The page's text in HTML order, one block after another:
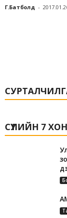
Г.Батболд -
СҮҮЛИЙН 7